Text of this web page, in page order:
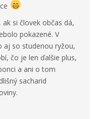
si človek občas dá,
pokazené. V
aj so studenou ryžou,
čo je len ďalšie plus,
a ani o tom
sacharid